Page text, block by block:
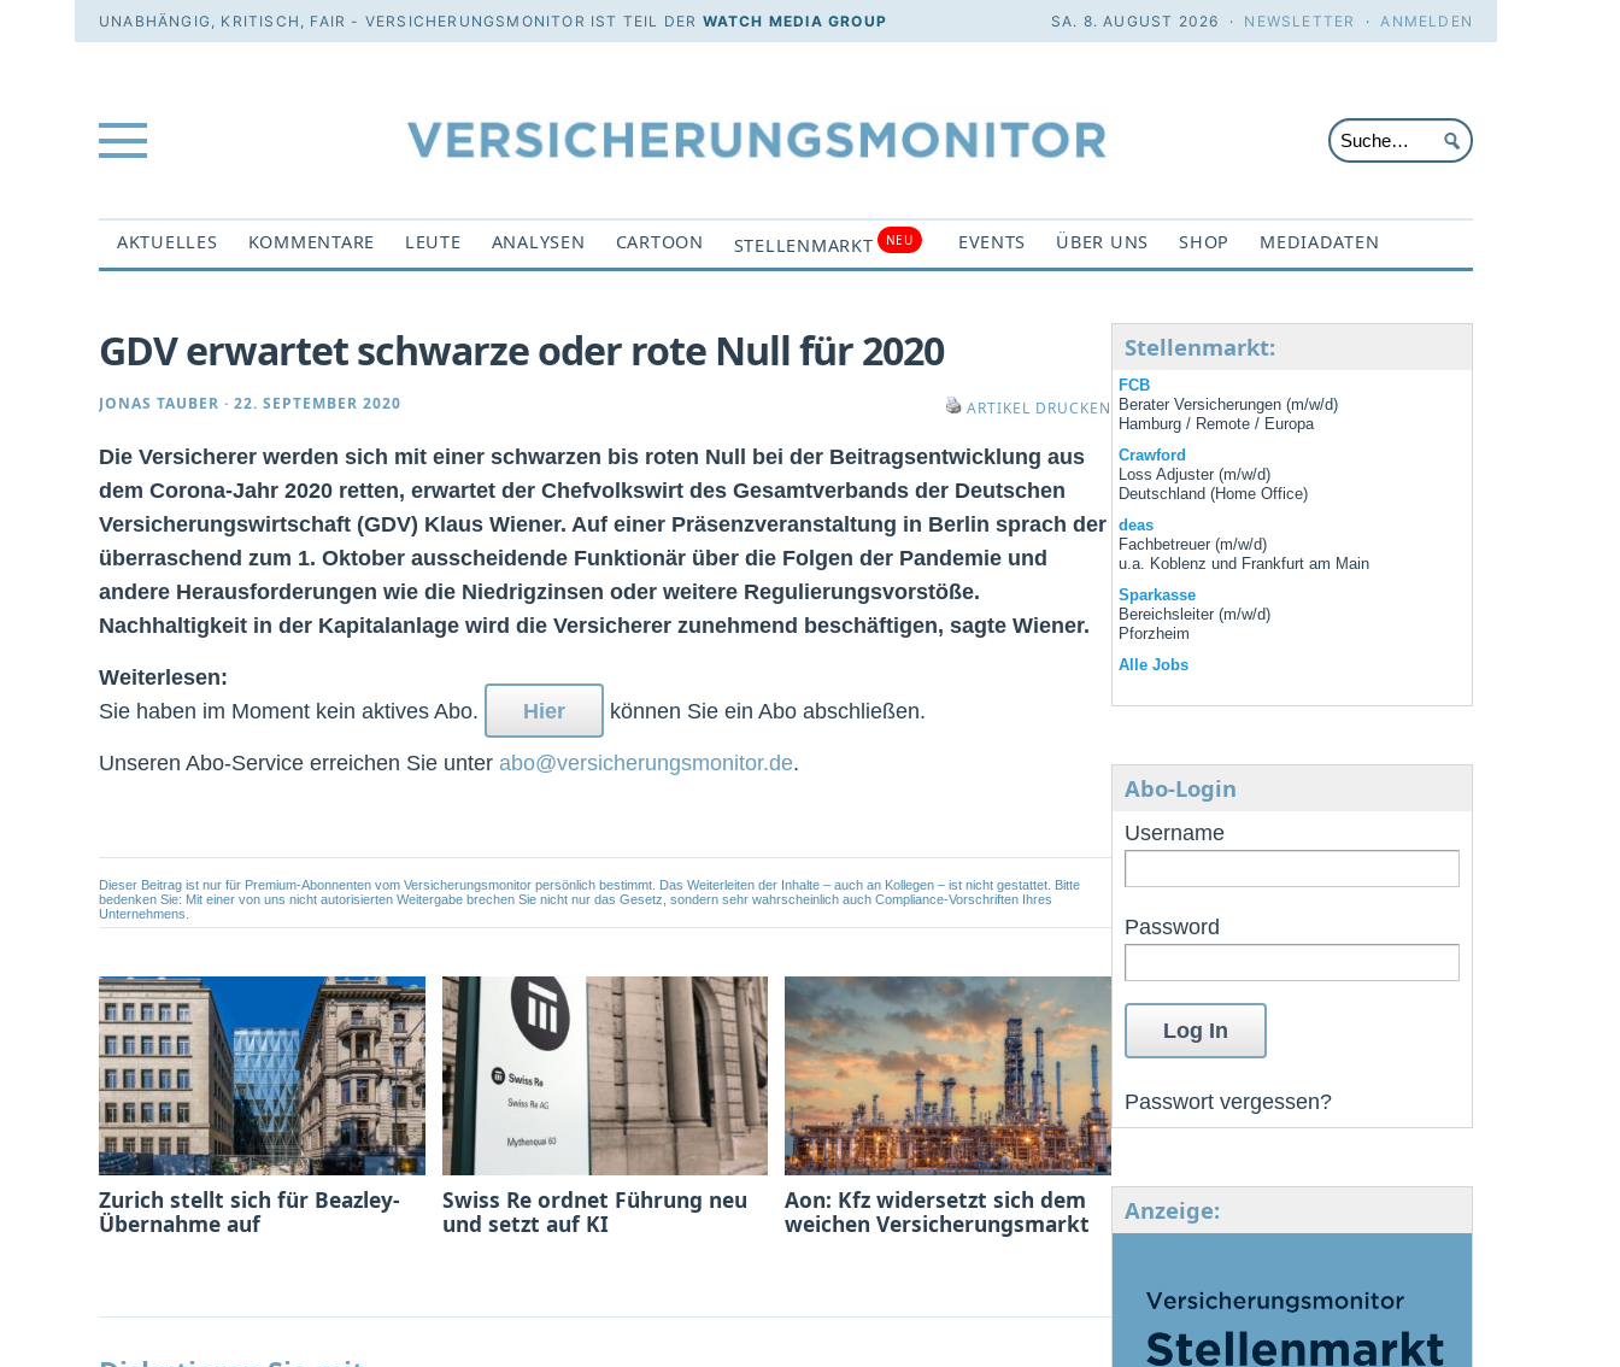
UNABHÄNGIG, KRITISCH, FAIR - VERSICHERUNGSMONITOR IST TEIL DER WATCH MEDIA GROUP SA. 8. AUGUST 2026 · NEWSLETTER ·ANMELDEN
AKTUELLES KOMMENTARE LEUTE ANALYSEN CARTOON STELLENMARKT NEU EVENTS ÜBER UNS SHOP MEDIADATEN
GDV erwartet schwarze oder rote Null für 2020
JONAS TAUBER · 22. SEPTEMBER 2020 ARTIKEL DRUCKEN
Die Versicherer werden sich mit einer schwarzen bis roten Null bei der Beitragsentwicklung aus
dem Corona-Jahr 2020 retten, erwartet der Chefvolkswirt des Gesamtverbands der Deutschen
Versicherungswirtschaft (GDV) Klaus Wiener. Auf einer Präsenzveranstaltung in Berlin sprach der
überraschend zum 1. Oktober ausscheidende Funktionär über die Folgen der Pandemie und
andere Herausforderungen wie die Niedrigzinsen oder weitere Regulierungsvorstöße.
Nachhaltigkeit in der Kapitalanlage wird die Versicherer zunehmend beschäftigen, sagte Wiener.
Weiterlesen:
Sie haben im Moment kein aktives Abo.
Hier können Sie ein Abo abschließen.
Unseren Abo-Service erreichen Sie unter abo@versicherungsmonitor.de.
Dieser Beitrag ist nur für Premium-Abonnenten vom Versicherungsmonitor persönlich bestimmt. Das Weiterleiten der Inhalte – auch an Kollegen – ist nicht gestattet. Bitte
bedenken Sie: Mit einer von uns nicht autorisierten Weitergabe brechen Sie nicht nur das Gesetz, sondern sehr wahrscheinlich auch Compliance-Vorschriften Ihres
Unternehmens.
Zurich stellt sich für Beazley-
Übernahme auf
Swiss Re ordnet Führung neu
und setzt auf KI
Aon: Kfz widersetzt sich dem
weichen Versicherungsmarkt
Stellenmarkt:
FCB
Berater Versicherungen (m/w/d)
Hamburg / Remote / Europa
Crawford
Loss Adjuster (m/w/d)
Deutschland (Home Office)
deas
Fachbetreuer (m/w/d)
u.a. Koblenz und Frankfurt am Main
Sparkasse
Bereichsleiter (m/w/d)
Pforzheim
Alle Jobs
Abo-Login
Username
Password
Passwort vergessen?
Anzeige: